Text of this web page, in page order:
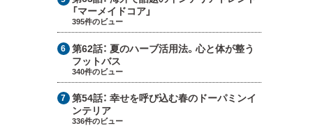
「マーメイドコア」
395件のビュー
第62話：夏のハーブ活用法。心と体が整う
フットバス
340件のビュー
第54話：幸せを呼び込む春のドーパミンイ
ンテリア
336件のビュー